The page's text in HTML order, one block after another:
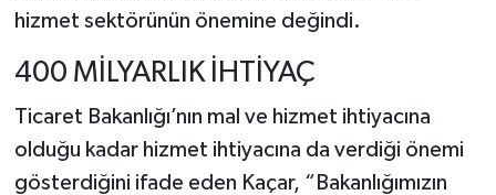
hizmet sektörünün önemine değindi.
400 MİLYARLIK İHTİYAÇ
Ticaret Bakanlığı’nın mal ve hizmet ihtiyacına
olduğu kadar hizmet ihtiyacına da verdiği önemi
gösterdiğini ifade eden Kaçar, “Bakanlığımızın